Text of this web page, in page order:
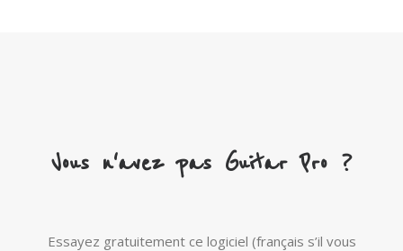
Vous n'avez pas Guitar Pro ?
Essayez gratuitement ce logiciel (français s’il vous